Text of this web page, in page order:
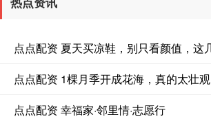
点点配资 夏天买凉鞋，别只看颜值，这
点点配资 1棵月季开成花海，真的太壮
点点配资 幸福家·邻里情·志愿行